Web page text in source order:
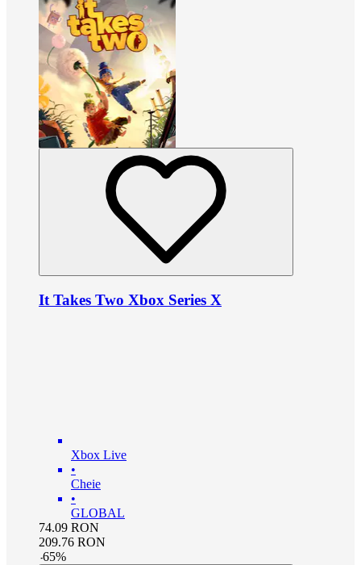
It Takes Two Xbox Series X
Xbox Live
•
Cheie
•
GLOBAL
74.09 RON
209.76 RON
-65%